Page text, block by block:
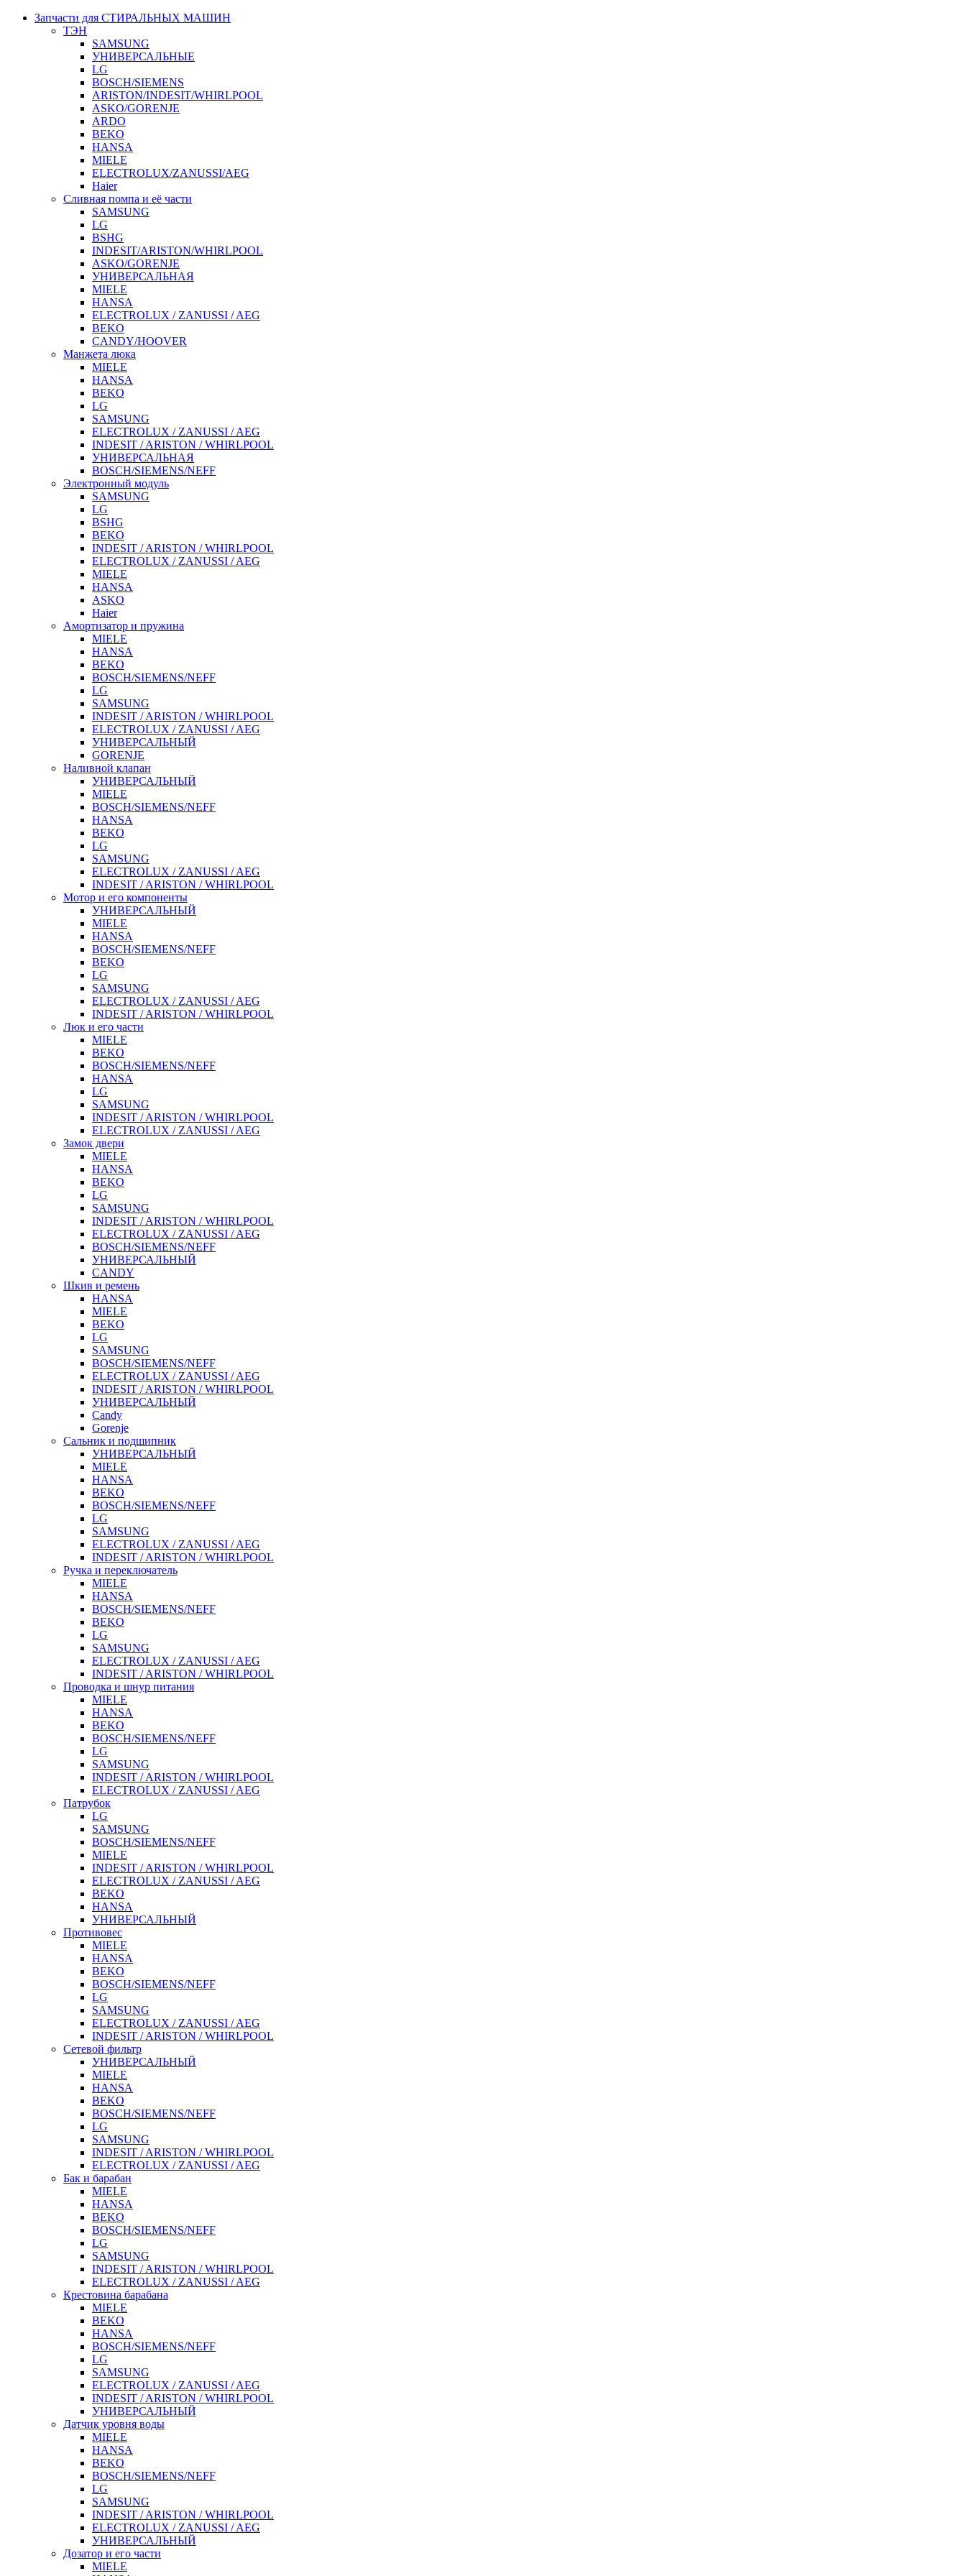
Запчасти для СТИРАЛЬНЫХ МАШИН
ТЭН
SAMSUNG
УНИВЕРСАЛЬНЫЕ
LG
BOSCH/SIEMENS
ARISTON/INDESIT/WHIRLPOOL
ASKO/GORENJE
ARDO
BEKO
HANSA
MIELE
ELECTROLUX/ZANUSSI/AEG
Haier
Сливная помпа и её части
SAMSUNG
LG
BSHG
INDESIT/ARISTON/WHIRLPOOL
ASKO/GORENJE
УНИВЕРСАЛЬНАЯ
MIELE
HANSA
ELECTROLUX / ZANUSSI / AEG
BEKO
CANDY/HOOVER
Манжета люка
MIELE
HANSA
BEKO
LG
SAMSUNG
ELECTROLUX / ZANUSSI / AEG
INDESIT / ARISTON / WHIRLPOOL
УНИВЕРСАЛЬНАЯ
BOSCH/SIEMENS/NEFF
Электронный модуль
SAMSUNG
LG
BSHG
BEKO
INDESIT / ARISTON / WHIRLPOOL
ELECTROLUX / ZANUSSI / AEG
MIELE
HANSA
ASKO
Haier
Амортизатор и пружина
MIELE
HANSA
BEKO
BOSCH/SIEMENS/NEFF
LG
SAMSUNG
INDESIT / ARISTON / WHIRLPOOL
ELECTROLUX / ZANUSSI / AEG
УНИВЕРСАЛЬНЫЙ
GORENJE
Наливной клапан
УНИВЕРСАЛЬНЫЙ
MIELE
BOSCH/SIEMENS/NEFF
HANSA
BEKO
LG
SAMSUNG
ELECTROLUX / ZANUSSI / AEG
INDESIT / ARISTON / WHIRLPOOL
Мотор и его компоненты
УНИВЕРСАЛЬНЫЙ
MIELE
HANSA
BOSCH/SIEMENS/NEFF
BEKO
LG
SAMSUNG
ELECTROLUX / ZANUSSI / AEG
INDESIT / ARISTON / WHIRLPOOL
Люк и его части
MIELE
BEKO
BOSCH/SIEMENS/NEFF
HANSA
LG
SAMSUNG
INDESIT / ARISTON / WHIRLPOOL
ELECTROLUX / ZANUSSI / AEG
Замок двери
MIELE
HANSA
BEKO
LG
SAMSUNG
INDESIT / ARISTON / WHIRLPOOL
ELECTROLUX / ZANUSSI / AEG
BOSCH/SIEMENS/NEFF
УНИВЕРСАЛЬНЫЙ
CANDY
Шкив и ремень
HANSA
MIELE
BEKO
LG
SAMSUNG
BOSCH/SIEMENS/NEFF
ELECTROLUX / ZANUSSI / AEG
INDESIT / ARISTON / WHIRLPOOL
УНИВЕРСАЛЬНЫЙ
Candy
Gorenje
Сальник и подшипник
УНИВЕРСАЛЬНЫЙ
MIELE
HANSA
BEKO
BOSCH/SIEMENS/NEFF
LG
SAMSUNG
ELECTROLUX / ZANUSSI / AEG
INDESIT / ARISTON / WHIRLPOOL
Ручка и переключатель
MIELE
HANSA
BOSCH/SIEMENS/NEFF
BEKO
LG
SAMSUNG
ELECTROLUX / ZANUSSI / AEG
INDESIT / ARISTON / WHIRLPOOL
Проводка и шнур питания
MIELE
HANSA
BEKO
BOSCH/SIEMENS/NEFF
LG
SAMSUNG
INDESIT / ARISTON / WHIRLPOOL
ELECTROLUX / ZANUSSI / AEG
Патрубок
LG
SAMSUNG
BOSCH/SIEMENS/NEFF
MIELE
INDESIT / ARISTON / WHIRLPOOL
ELECTROLUX / ZANUSSI / AEG
BEKO
HANSA
УНИВЕРСАЛЬНЫЙ
Противовес
MIELE
HANSA
BEKO
BOSCH/SIEMENS/NEFF
LG
SAMSUNG
ELECTROLUX / ZANUSSI / AEG
INDESIT / ARISTON / WHIRLPOOL
Сетевой фильтр
УНИВЕРСАЛЬНЫЙ
MIELE
HANSA
BEKO
BOSCH/SIEMENS/NEFF
LG
SAMSUNG
INDESIT / ARISTON / WHIRLPOOL
ELECTROLUX / ZANUSSI / AEG
Бак и барабан
MIELE
HANSA
BEKO
BOSCH/SIEMENS/NEFF
LG
SAMSUNG
INDESIT / ARISTON / WHIRLPOOL
ELECTROLUX / ZANUSSI / AEG
Крестовина барабана
MIELE
BEKO
HANSA
BOSCH/SIEMENS/NEFF
LG
SAMSUNG
ELECTROLUX / ZANUSSI / AEG
INDESIT / ARISTON / WHIRLPOOL
УНИВЕРСАЛЬНЫЙ
Датчик уровня воды
MIELE
HANSA
BEKO
BOSCH/SIEMENS/NEFF
LG
SAMSUNG
INDESIT / ARISTON / WHIRLPOOL
ELECTROLUX / ZANUSSI / AEG
УНИВЕРСАЛЬНЫЙ
Дозатор и его части
MIELE